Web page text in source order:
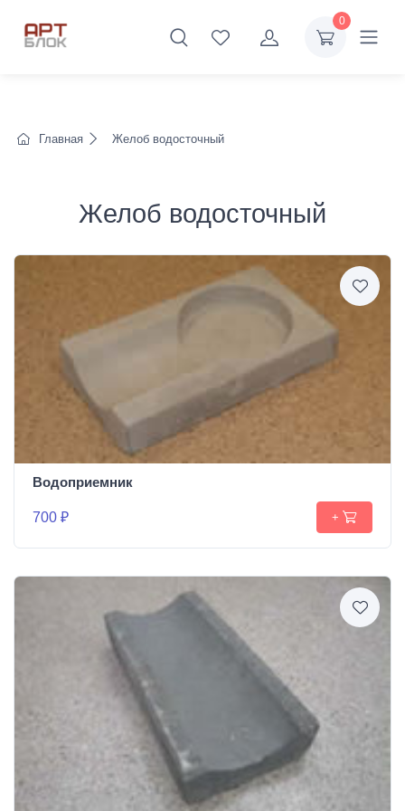
0
Главная Желоб водосточный
Желоб водосточный
Водоприемник
700 ₽ +